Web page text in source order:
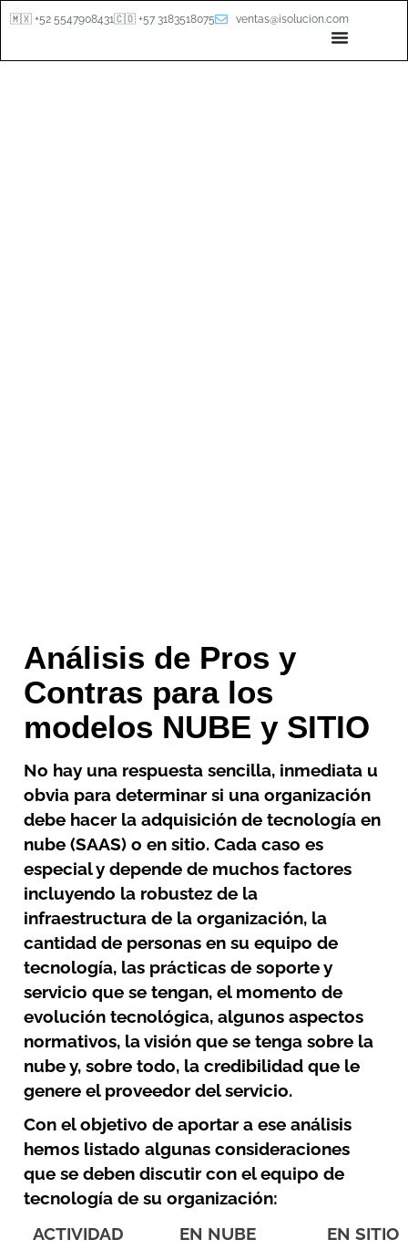
🇲🇽 +52 5547908431🇨🇴 +57 3183518075 ventas@isolucion.com
Análisis de Pros y
Contras para los
modelos NUBE y SITIO
No hay una respuesta sencilla, inmediata u
obvia para determinar si una organización
debe hacer la adquisición de tecnología en
nube (SAAS) o en sitio. Cada caso es
especial y depende de muchos factores
incluyendo la robustez de la
infraestructura de la organización, la
cantidad de personas en su equipo de
tecnología, las prácticas de soporte y
servicio que se tengan, el momento de
evolución tecnológica, algunos aspectos
normativos, la visión que se tenga sobre la
nube y, sobre todo, la credibilidad que le
genere el proveedor del servicio.
Con el objetivo de aportar a ese análisis
hemos listado algunas consideraciones
que se deben discutir con el equipo de
tecnología de su organización:
ACTIVIDAD
EN NUBE EN SITIO